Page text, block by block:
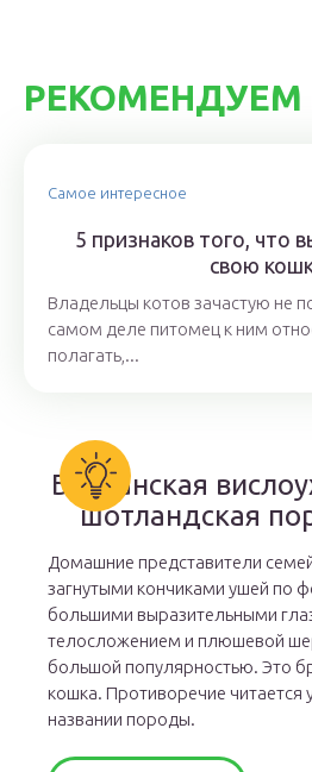
РЕКОМЕНДУЕМ
Самое интересное
5 признаков того, что
свою
Владельцы котов зачастую не
самом деле питомец к ним
полагать,...
Британская
шотландская
Домашние представители
загнутыми кончиками ушей по
большими выразительными
телосложением и плюшевой
большой популярностью. Это
кошка. Противоречие читается
названии породы.